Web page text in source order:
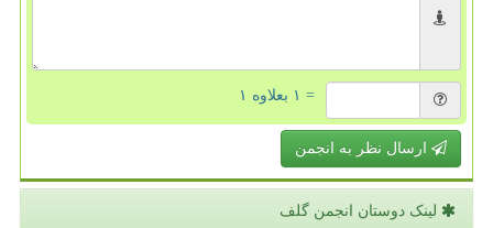
= ۱ بعلاوه ۱
ارسال نظر به انجمن
لینک دوستان انجمن گلف